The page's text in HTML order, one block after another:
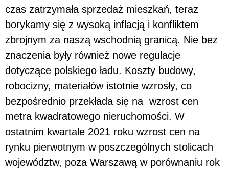
czas zatrzymała sprzedaż mieszkań, teraz
borykamy się z wysoką inflacją i konfliktem
zbrojnym za naszą wschodnią granicą. Nie bez
znaczenia były również nowe regulacje
dotyczące polskiego ładu. Koszty budowy,
robocizny, materiałów istotnie wzrosły, co
bezpośrednio przekłada się na wzrost cen
metra kwadratowego nieruchomości. W
ostatnim kwartale 2021 roku wzrost cen na
rynku pierwotnym w poszczególnych stolicach
województw, poza Warszawą w porównaniu rok